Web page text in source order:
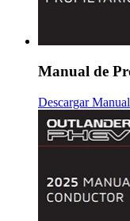
Manual de
Descargar